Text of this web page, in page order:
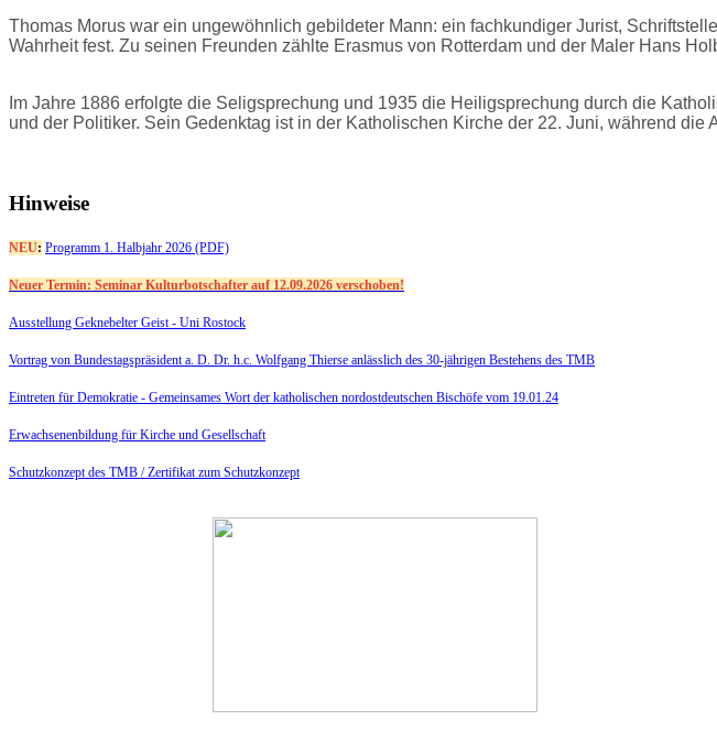
Thomas Morus war ein ungewöhnlich gebildeter Mann: ein fachkundiger Jurist,
Wahrheit fest. Zu seinen Freunden zählte Erasmus von Rotterdam und der Maler Hans
Im Jahre 1886 erfolgte die Seligsprechung und 1935 die Heiligsprechung durch die
und der Politiker. Sein Gedenktag ist in der Katholischen Kirche der 22. Juni, während
Hinweise
NEU: Programm 1. Halbjahr 2026 (PDF)
Neuer Termin: Seminar Kulturbotschafter auf 12.09.2026 verschoben!
Ausstellung Geknebelter Geist - Uni Rostock
Vortrag von Bundestagspräsident a. D. Dr. h.c. Wolfgang Thierse anlässlich des 30-jährigen Bestehens des TMB
Eintreten für Demokratie - Gemeinsames Wort der katholischen nordostdeutschen Bischöfe vom 19.01.24
Erwachsenenbildung für Kirche und Gesellschaft
Schutzkonzept des TMB / Zertifikat zum Schutzkonzept